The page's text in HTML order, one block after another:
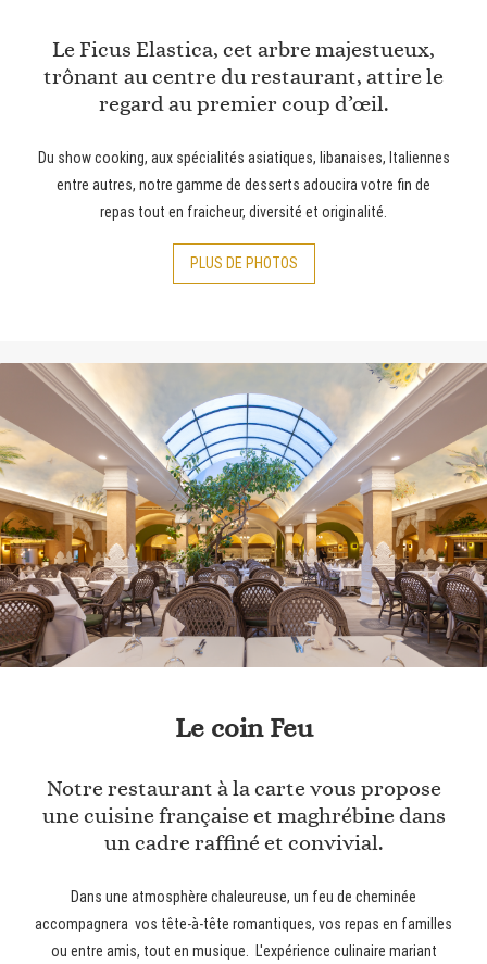
Le Ficus Elastica, cet arbre majestueux,
trônant au centre du restaurant, attire le
regard au premier coup d’œil.
Du show cooking, aux spécialités asiatiques, libanaises, Italiennes
entre autres, notre gamme de desserts adoucira votre fin de
repas tout en fraicheur, diversité et originalité.
PLUS DE PHOTOS
Le coin Feu
Notre restaurant à la carte vous propose
une cuisine française et maghrébine dans
un cadre raffiné et convivial.
Dans une atmosphère chaleureuse, un feu de cheminée
accompagnera vos tête-à-tête romantiques, vos repas en familles
ou entre amis, tout en musique. L'expérience culinaire mariant